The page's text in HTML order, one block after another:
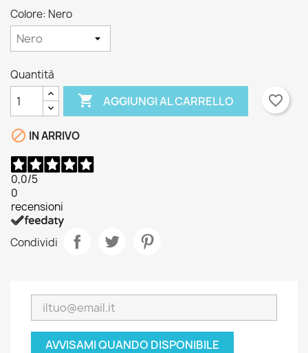
Colore: Nero
Quantità
 AGGIUNGI AL CARRELLO favorite_border
 IN ARRIVO
0,0/5
0
recensioni
Condividi
AVVISAMI QUANDO DISPONIBILE